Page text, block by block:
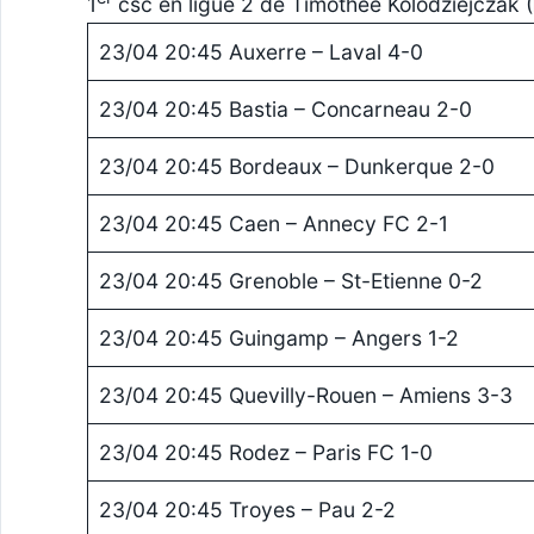
23/04 20:45 Auxerre – Laval 4-0
23/04 20:45 Bastia – Concarneau 2-0
23/04 20:45 Bordeaux – Dunkerque 2-0
23/04 20:45 Caen – Annecy FC 2-1
23/04 20:45 Grenoble – St-Etienne 0-2
23/04 20:45 Guingamp – Angers 1-2
23/04 20:45 Quevilly-Rouen – Amiens 3-3
23/04 20:45 Rodez – Paris FC 1-0
23/04 20:45 Troyes – Pau 2-2